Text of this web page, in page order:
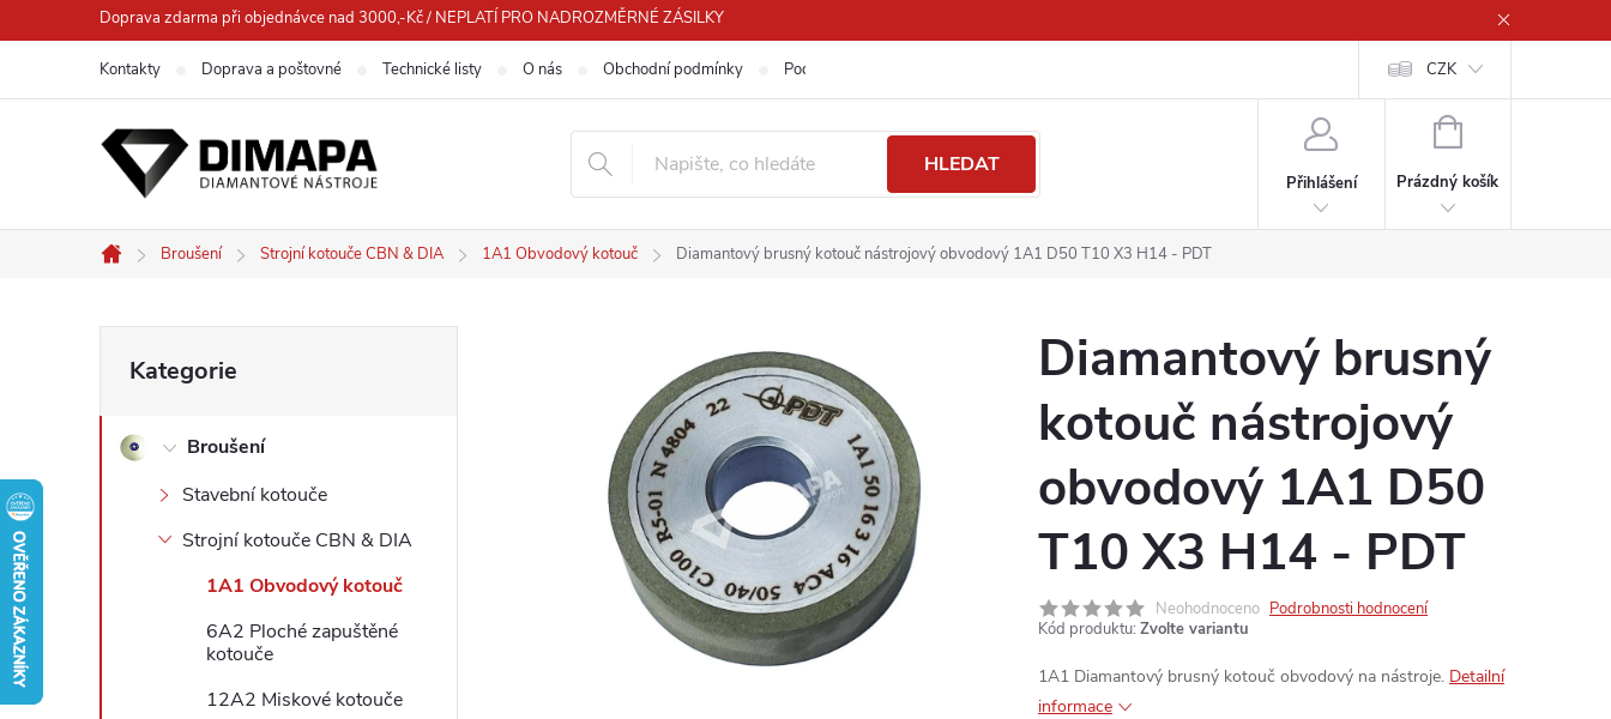
na
Doprava zdarma při objednávce nad 3000,-Kč / NEPLATÍ PRO NADROZMĚRNÉ ZÁSILKY
Kontakty Doprava a poštovné Technické listy O nás Obchodní podmínky Podmínky ochrany osobních údajů CZK
HLEDAT
Přihlášení
NÁKUPNÍ
Prázdný košík
Domů
Broušení Strojní kotouče CBN & DIA 1A1 Obvodový kotouč Diamantový brusný kotouč nástrojový obvodový 1A1 D50 T10 X3 H14 - PDT
o
kategorie
Kategorie
Broušení
Stavební kotouče
Strojní kotouče CBN & DIA
1A1 Obvodový kotouč
6A2 Ploché zapuštěné
kotouče
12A2 Miskové kotouče
Diamantový brusný
kotouč nástrojový
obvodový 1A1 D50
T10 X3 H14 - PDT
Neohodnoceno Podrobnosti hodnocení
Kód produktu: Zvolte variantu
1A1 Diamantový brusný kotouč obvodový na nástroje. Detailní
informace